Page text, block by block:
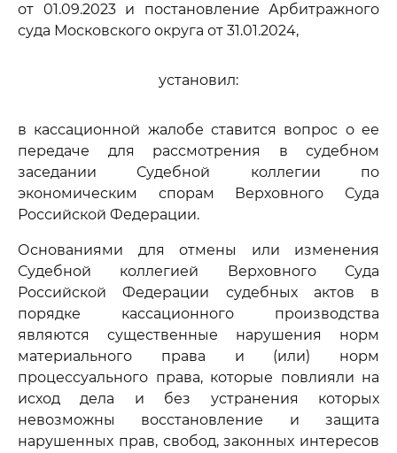
от 01.09.2023 и постановление Арбитражного
суда Московского округа от 31.01.2024,
установил:
в кассационной жалобе ставится вопрос о ее
передаче для рассмотрения в судебном
заседании Судебной коллегии по
экономическим спорам Верховного Суда
Российской Федерации.
Основаниями для отмены или изменения
Судебной коллегией Верховного Суда
Российской Федерации судебных актов в
порядке кассационного производства
являются существенные нарушения норм
материального права и (или) норм
процессуального права, которые повлияли на
исход дела и без устранения которых
невозможны восстановление и защита
нарушенных прав, свобод, законных интересов